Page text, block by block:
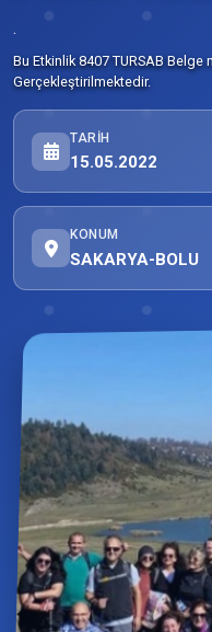
.
Bu Etkinlik 8407 TURSAB Belge
Gerçekleştirilmektedir.
TARIH
15.05.2022
KONUM
SAKARYA-BOLU